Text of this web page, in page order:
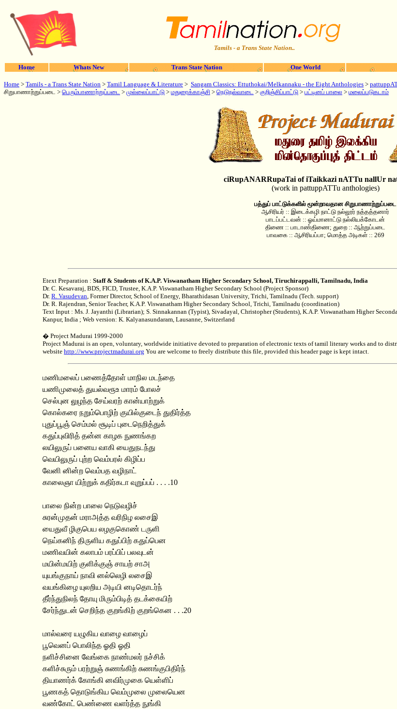
Tamils - a Trans State Nation..
Home Whats New Trans State Nation One World
Home > Tamils - a Trans State Nation > Tamil Language & Literature > Sangam Classics: Ettuthokai/Melkannaku - the Eight Anthologies >
சிறுபாணாற்றுப்படை > பெரும்பாணாற்றுப்படை > முல்லைப்பாட்டு > மதுரைக்காஞ்சி > நெடுநல்வாடை > குறிஞ்சிப்பாட்டு > பட்டினப் பாலை > மலைப்படுகடாம்
ciRupANARRupaTai of iTaikkazi nATTu nallUr
(work in pattuppATTu anthologies)
பத்துப் பாட்டுக்களில் மூன்றாவதான சிறுபாணாற்றுப்படை
ஆசிரியர் :: இடைக்கழி நாட்டு நல்லூர் நத்தத்தனார்
பாடப்பட்டவன் :: ஓய்மானாட்டு நல்லியக்கோடன்
திணை :: பாடாண்திணை; துறை :: ஆற்றுப்படை
பாவகை :: ஆசிரியப்பா; மொத்த அடிகள் :: 269
Etext Preparation : Staff & Students of K.A.P. Viswanatham Higher Secondary School, Tiruchirappalli, Tamilnadu, India
Dr. C. Kesavaraj, BDS, FICD, Trustee, K.A.P. Viswanatham Higher Secondary School (Project Sponsor)
Dr. R. Vasudevan, Former Director, School of Energy, Bharathidasan University, Trichi, Tamilnadu (Tech. support)
Dr. R. Rajendran, Senior Teacher, K.A.P. Viswanatham Higher Secondary School, Trichi, Tamilnadu (coordination)
Text Input : Ms. J. Jayanthi (Librarian); S. Sinnakannan (Typist), Sivadayal, Christopher (Students), K.A.P. Viswanatham Higher
Kanpur, India ; Web version: K. Kalyanasundaram, Lausanne, Switzerland
� Project Madurai 1999-2000
Project Madurai is an open, voluntary, worldwide initiative devoted to preparation of electronic texts of tamil literary works and to
website http://www.projectmadurai.org You are welcome to freely distribute this file, provided this header page is kept intact.
மணிமலைப் பணைத்தோள் மாநில மடந்தை
யணிமுலைத் துயல்வரூஉ மாரம் போலச்
செல்புன லுழந்த சேய்வரற் கான்யாற்றுக்
கொல்கரை நறும்பொழிற் குயில்குடைந் துதிர்த்த
புதுப்பூஞ் செம்மல் சூடிப் புடைநெறித்துக்
கதுப்புவிரித் தன்ன காழக நுணங்கற
லயிலுருப் பனைய வாகி யைதுநடந்து
வெயிலுருப் புற்ற வெம்பரல் கிழிப்ப
வேனி னின்ற வெம்பத வழிநாட்
காலைஞா யிற்றுக் கதிர்கடா வுறுப்பப் . . . .10
பாலை நின்ற பாலை நெடுவழிச்
சுரன்முதன் மராஅத்த வரிநிழ லசைஇ
யைதுவீ ழிகுபெய லழகுகொண் டருளி
நெய்கனிந் திருளிய கதுப்பிற் கதுப்பென
மணிவயின் கலாபம் பரப்பிப் பலவுடன்
மயின்மயிற் குளிக்குஞ் சாயற் சாஅ
யுயங்குநாய் நாவி னல்லெழி லசைஇ
வயங்கிழை யுலறிய அடியி னடிதொடர்ந்
தீர்ந்துநிலந் தோயு மிரும்பிடித் தடக்கையிற்
சேர்ந்துடன் செறிந்த குறங்கிற் குறங்கென . . .20
மால்வரை யழுகிய வாழை வாழைப்
பூவெனப் பொலிந்த ஓதி ஓதி
நளிச்சினை வேங்கை நாண்மலர் நச்சிக்
களிச்சுரும் பரற்றுஞ் சுணங்கிற் சுணங்குபிதிர்ந்
தியாணர்க் கோங்கி னவிர்முகை யெள்ளிப்
பூணகத் தொடுங்கிய வெம்முலை முலையென
வண்கோட் பெண்ணை வளர்த்த நுங்கி